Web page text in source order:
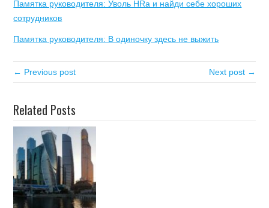
Памятка руководителя: Уволь HRа и найди себе хороших
сотрудников
Памятка руководителя: В одиночку здесь не выжить
← Previous post Next post →
Related Posts